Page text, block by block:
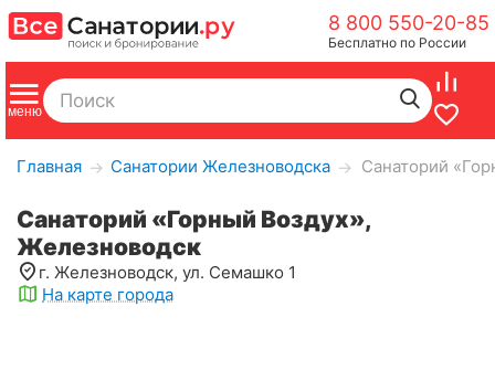
8 800 550-20-85
Бесплатно по России
Главная → Санатории Железноводска → Санаторий
Санаторий «Горный Воздух»,
Железноводск
г. Железноводск, ул. Семашко 1
На карте города